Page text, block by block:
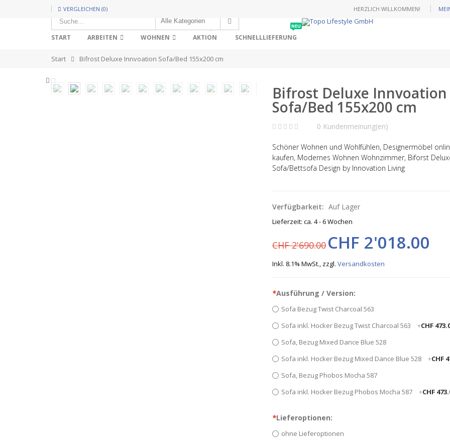
VERGLEICHEN (0) HERZLICH WILLKOMMEN!
START ARBEITEN WOHNEN AKTION SCHNELLLIEFERUNG
NEU
Start Bifrost Deluxe Innvoation Sofa/Bed 155x200 cm
Bifrost Deluxe Innvoation
Sofa/Bed 155x200 cm
0 Kundenmeinung(en)
Schöner Wohnen und Wohlfühlen, Designermöbel
kaufen, Modernes Wohnen Wohnzimmer, Biforst
Sofa/Bettsofa Design by Innovation Living
Verfügbarkeit: Auf Lager
Lieferzeit: ca. 4 - 6 Wochen
CHF 2'690.00CHF 2'018.00
Inkl. 8.1% MwSt., zzgl.Versandkosten
*Ausführung / Version:
Sofa Bezug Twist Charcoal 563
Sofa inkl. Hocker Bezug Twist Charcoal 563
+CHF
Sofa, Bezug Mixed Dance Blue 528
Sofa inkl. Hocker Bezug Mixed Dance Blue 528
+CHF
Sofa, Bezug Phobos Mocha 587
Sofa inkl. Hocker Bezug Phobos Mocha 587
+CHF
*Lieferoptionen:
ohne Lieferoptionen